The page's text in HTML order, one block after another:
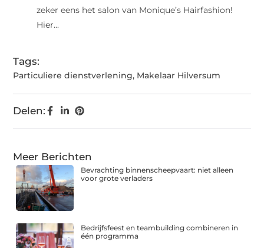
zeker eens het salon van Monique’s Hairfashion!
Hier...
Tags:
Particuliere dienstverlening, Makelaar Hilversum
Delen:
Meer Berichten
Bevrachting binnenscheepvaart: niet alleen
voor grote verladers
Bedrijfsfeest en teambuilding combineren in
één programma